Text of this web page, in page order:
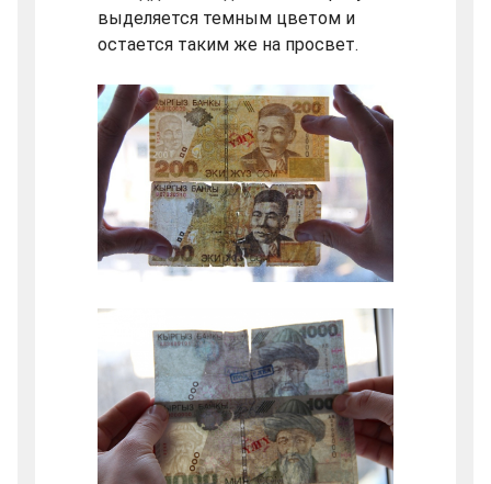
выделяется темным цветом и
остается таким же на просвет.